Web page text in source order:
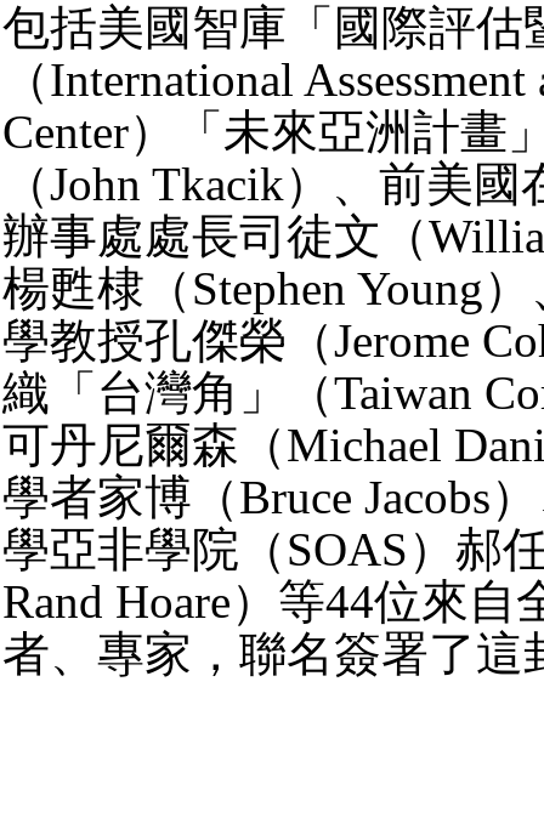
包括美國智庫「國際評估
（International
Center）「未來亞洲計畫
（John Tkacik）、前美
辦事處處長司徒文（
楊甦棣（Stephen Young
學教授孔傑榮（Jerome
織「台灣角」（Taiwan
可丹尼爾森（Michael
學者家博（Bruce Jacobs
學亞非學院（SOAS）郝
Rand Hoare）等44位來自
者、專家，聯名簽署了這